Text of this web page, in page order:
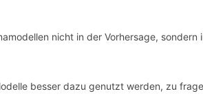
nicht in der Vorhersage, sondern
besser dazu genutzt werden, zu